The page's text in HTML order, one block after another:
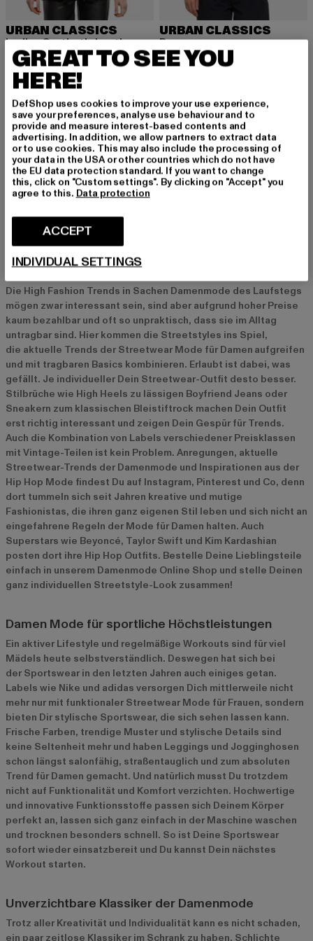
URBAN CLASSICS
Ladies Synthetic Leather
EUR 38,70
Derzeitiger Preis: EUR 38,70
EUR 89,99Aktionspreis: EUR 89,99
URBAN CLASSICS
Boxy
EUR 35,69
Derzeitiger Preis: EUR 35,69
EUR 69,99
Damenmode und Streetwear für Frauen
Mode ist auch immer ein Statement“ – Patricia Riekel. Mit den
richtigen Streetwear It-Pieces kannst Du Dich neu erfinden und
unterschiedliche Hip Hop Looks ausprobieren. Mal lässig, mal
sportlich und mal elegant, die Abwechslung macht‘s. Sei
kreativ, sei einzigartig und sei vor allem Du selbst.
Streetstyles – Damenmode für Straße und Alltag
Die High Fashion Trends in Sachen Damenmode des Laufstegs
mögen zwar interessant sein, sind aber aufgrund hoher Preise
kaum bezahlbar und oft so unpraktisch, dass sie im Alltag
untragbar sind. Hier kommen die Streetstyles ins Spiel,
die aktuelle Trends der Streetwear Mode für Damen aufgreifen
und mit tragbaren Basics kombinieren. Erlaubt ist dabei, was
gefällt. Je individueller Dein Streetwear-Outfit desto besser.
Stilbrüche wie High Heels zu lässigen Boyfriend Jeans oder
Sneakern zum klassischen Bleistiftrock machen Dein Outfit
erst richtig interessant und zeigen Dein Gespür für Trends.
Auch die Kombination von Labels verschiedener Preisklassen
mit Vintage-Teilen ist kein Problem. Anregungen, aktuelle
Streetwear-Trends der Damenmode und Inspirationen aus der
Hip Hop Mode findest Du auf Instagram, Pinterest und Co, denn
dort tummeln sich seit Jahren kreative und mutige
Fashionistas, die ihren ganz eigenen Stil leben und sich nicht an
eingefahrene Regeln der Mode für Damen halten. Auch
Superstars wie Beyoncé, Taylor Swift und Kim Kardashian
posten dort ihre Hip Hop Outfits. Bestelle Deine Lieblingsteile
einfach in unserem Damenmode Online Shop und stelle Deinen
ganz individuellen Streetstyle-Look zusammen!
Damen Mode für sportliche Höchstleistungen
Ein aktiver Lifestyle und regelmäßige Workouts sind für viel
Mädels heute selbstverständlich. Deswegen hat sich bei
der Sportswear in den letzten Jahren auch einiges getan.
Labels wie Nike und adidas versorgen Dich mittlerweile nicht
mehr nur mit funktionaler Streetwear Mode für Frauen, sondern
bieten Dir stylische Sportswear, die sich sehen lassen kann.
Frische Farben, trendige Muster und stylische Details sind
keine Seltenheit mehr und haben Leggings und Jogginghosen
schon längst salonfähig, straßentauglich und zum absoluten
Trend für Damen gemacht. Und natürlich musst Du trotzdem
nicht auf Funktionalität und Komfort verzichten. Hochwertige
und innovative Funktionsstoffe passen sich Deinem Körper
perfekt an, lassen sich ganz einfach in der Maschine waschen
und trocknen besonders schnell. So ist Deine Sportswear
sofort wieder einsatzbereit und Du kannst Dein nächstes
Workout starten.
Unverzichtbare Klassiker der Damenmode
Trotz aller Kreativität und Individualität kann es nicht schaden,
ein paar zeitlose Klassiker im Schrank zu haben. Schlichte
GREAT TO SEE YOU
HERE!
DefShop uses cookies to improve your use experience,
save your preferences, analyse use behaviour and to
provide and measure interest-based contents and
advertising. In addition, we allow partners to extract data
or to use cookies. This may also include the processing of
your data in the USA or other countries which do not have
the EU data protection standard. If you want to change
this, click on "Custom settings". By clicking on "Accept" you
agree to this. Data protection
ACCEPT
INDIVIDUAL SETTINGS